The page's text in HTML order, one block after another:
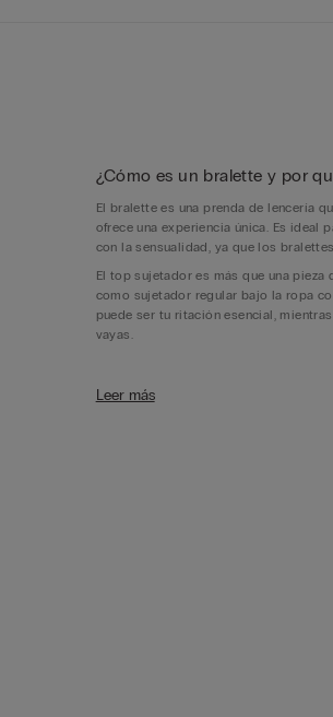
¿Cómo es un bralette y por
El bralette es una prenda de lencería
ofrece una experiencia única. Es ideal
con la sensualidad, ya que los
El top sujetador es más que una
como sujetador regular bajo la ropa
puede ser tu ritación esencial,
vayas.
Leer más